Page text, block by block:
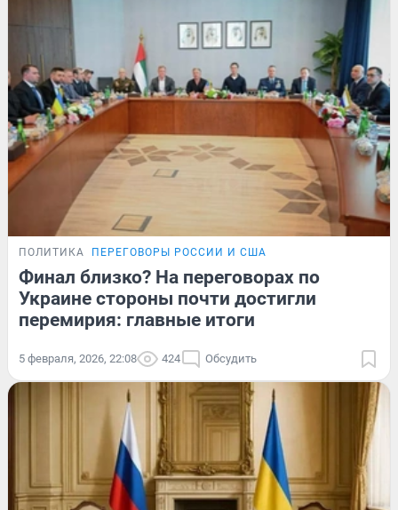
ПОЛИТИКА ПЕРЕГОВОРЫ РОССИИ И США
Финал близко? На переговорах по
Украине стороны почти достигли
перемирия: главные итоги
5 февраля, 2026, 22:08 424 Обсудить